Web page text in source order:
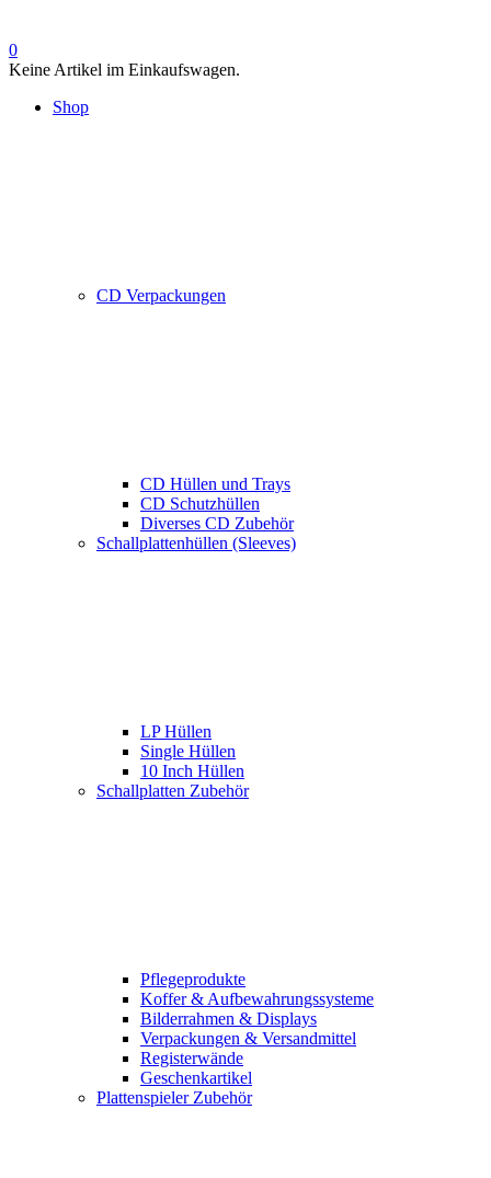
0
Keine Artikel im Einkaufswagen.
Shop
CD Verpackungen
CD Hüllen und Trays
CD Schutzhüllen
Diverses CD Zubehör
Schallplattenhüllen (Sleeves)
LP Hüllen
Single Hüllen
10 Inch Hüllen
Schallplatten Zubehör
Pflegeprodukte
Koffer & Aufbewahrungssysteme
Bilderrahmen & Displays
Verpackungen & Versandmittel
Registerwände
Geschenkartikel
Plattenspieler Zubehör